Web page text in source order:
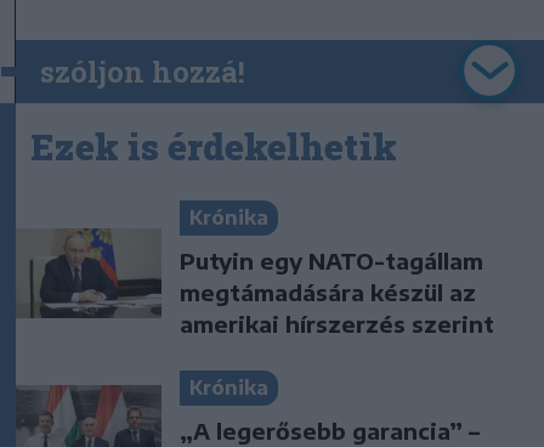
szóljon hozzá!
Ezek is érdekelhetik
Krónika
Putyin egy NATO-tagállam
megtámadására készül az
amerikai hírszerzés szerint
Krónika
„A legerősebb garancia” –